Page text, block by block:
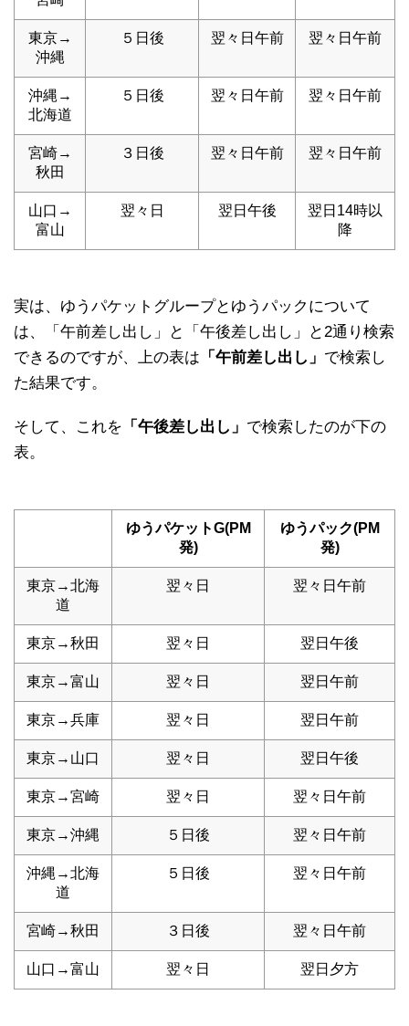
東京→
沖縄
５日後 翌々日午前 翌々日午前
沖縄→
北海道
５日後 翌々日午前 翌々日午前
宮崎→
秋田
３日後 翌々日午前 翌々日午前
山口→
富山
翌々日 翌日午後
翌日14時以
降
実は、ゆうパケットグループとゆうパックについて
は、「午前差し出し」と「午後差し出し」と2通り検索
できるのですが、上の表は 「午前差し出し」 で検索し
た結果です。
そして、これを 「午後差し出し」 で検索したのが下の
表。
ゆうパケットG(PM
発)
ゆうパック(PM
発)
東京→北海
道
翌々日 翌々日午前
東京→秋田 翌々日 翌日午後
東京→富山 翌々日 翌日午前
東京→兵庫 翌々日 翌日午前
東京→山口 翌々日 翌日午後
東京→宮崎 翌々日 翌々日午前
東京→沖縄 ５日後 翌々日午前
沖縄→北海
道
５日後 翌々日午前
宮崎→秋田 ３日後 翌々日午前
山口→富山 翌々日 翌日夕方